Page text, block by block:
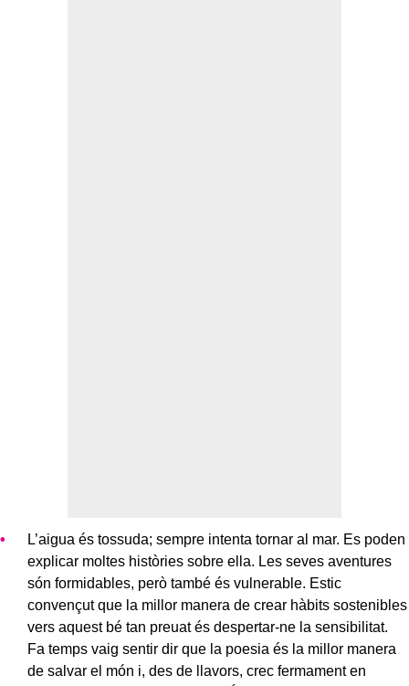
L’aigua és tossuda; sempre intenta tornar al mar. Es poden
explicar moltes històries sobre ella. Les seves aventures
són formidables, però també és vulnerable. Estic
convençut que la millor manera de crear hàbits sostenibles
vers aquest bé tan preuat és despertar-ne la sensibilitat.
Fa temps vaig sentir dir que la poesia és la millor manera
de salvar el món i, des de llavors, crec fermament en